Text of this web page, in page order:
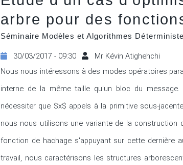
arbre pour des
Séminaire Modèles et Algorithmes
30/03/2017 - 09:30
Mr Kévin Atighehchi
Nous nous intéressons à des modes opératoires
interne de la même taille qu'un bloc du
nécessiter que $x$ appels à la primitive sous-
nous nous utilisons une variante de la construction
fonction de hachage s'appuyant sur cette dernière
travail, nous caractérisons les structures